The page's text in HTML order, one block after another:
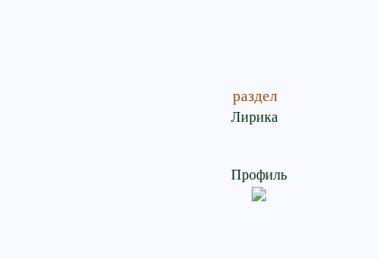
раздел
Лирика
Профиль